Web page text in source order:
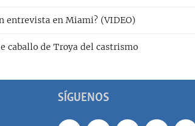
entrevista en Miami? (VIDEO)
caballo de Troya del castrismo
SÍGUENOS